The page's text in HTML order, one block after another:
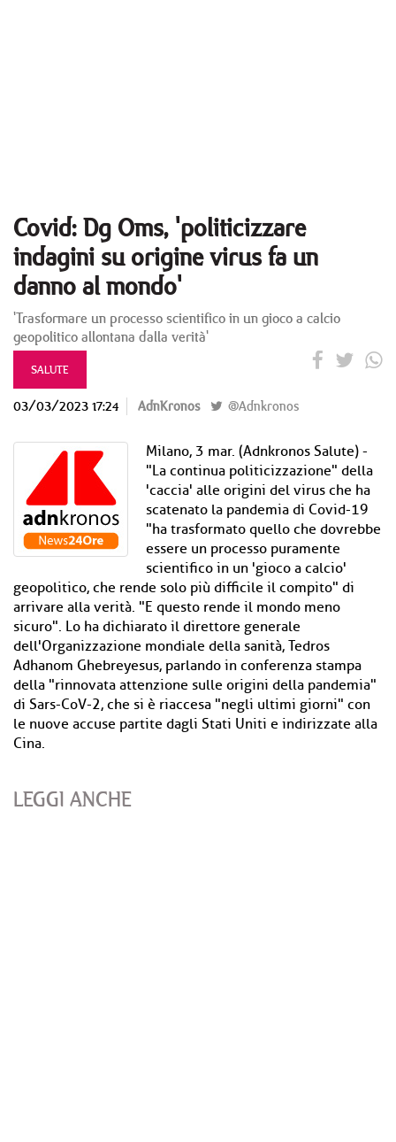
Covid: Dg Oms, 'politicizzare
indagini su origine virus fa un
danno al mondo'
'Trasformare un processo scientifico in un gioco a calcio
geopolitico allontana dalla verità'
SALUTE
03/03/2023 17:24 AdnKronos @Adnkronos
Milano, 3 mar. (Adnkronos Salute) -
"La continua politicizzazione" della
'caccia' alle origini del virus che ha
scatenato la pandemia di Covid-19
"ha trasformato quello che dovrebbe
essere un processo puramente
scientifico in un 'gioco a calcio'
geopolitico, che rende solo più difficile il compito" di
arrivare alla verità. "E questo rende il mondo meno
sicuro". Lo ha dichiarato il direttore generale
dell'Organizzazione mondiale della sanità, Tedros
Adhanom Ghebreyesus, parlando in conferenza stampa
della "rinnovata attenzione sulle origini della pandemia"
di Sars-CoV-2, che si è riaccesa "negli ultimi giorni" con
le nuove accuse partite dagli Stati Uniti e indirizzate alla
Cina.
LEGGI ANCHE